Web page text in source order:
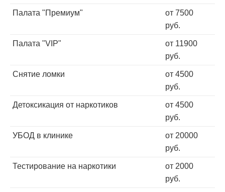
Палата "Премиум"
от 7500
руб.
Палата "VIP"
от 11900
руб.
Снятие ломки
от 4500
руб.
Детоксикация от наркотиков
от 4500
руб.
УБОД в клинике
от 20000
руб.
Тестирование на наркотики
от 2000
руб.